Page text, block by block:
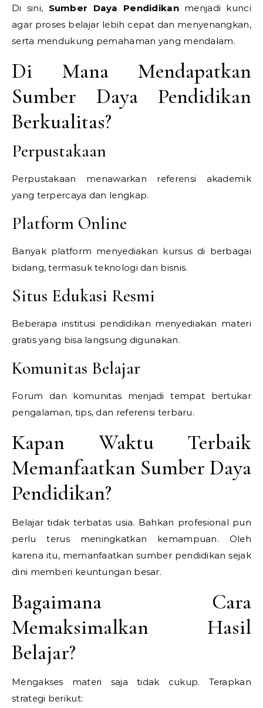
Di sini, Sumber Daya Pendidikanmenjadi kunci
agar proses belajar lebih cepat dan menyenangkan,
serta mendukung pemahaman yang mendalam.
Di Mana Mendapatkan
Sumber Daya Pendidikan
Berkualitas?
Perpustakaan
Perpustakaan menawarkan referensi akademik
yang terpercaya dan lengkap.
Platform Online
Banyak platform menyediakan kursus di berbagai
bidang, termasuk teknologi dan bisnis.
Situs Edukasi Resmi
Beberapa institusi pendidikan menyediakan materi
gratis yang bisa langsung digunakan.
Komunitas Belajar
Forum dan komunitas menjadi tempat bertukar
pengalaman, tips, dan referensi terbaru.
Kapan Waktu Terbaik
Memanfaatkan Sumber Daya
Pendidikan?
Belajar tidak terbatas usia. Bahkan profesional pun
perlu terus meningkatkan kemampuan. Oleh
karena itu, memanfaatkan sumber pendidikan sejak
dini memberi keuntungan besar.
Bagaimana Cara
Memaksimalkan Hasil
Belajar?
Mengakses materi saja tidak cukup. Terapkan
strategi berikut: